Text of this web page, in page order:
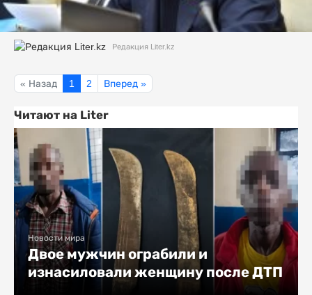
Редакция Liter.kz
« Назад 1 2 Вперед »
Читают на Liter
Новости мира
Двое мужчин ограбили и
изнасиловали женщину после ДТП